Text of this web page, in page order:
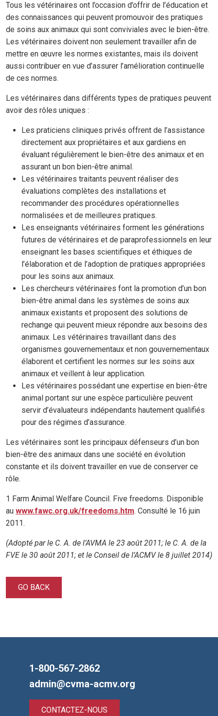
Tous les vétérinaires ont l’occasion d’offrir de l’éducation et
des connaissances qui peuvent promouvoir des pratiques
de soins aux animaux qui sont conviviales avec le bien-être.
Les vétérinaires doivent non seulement travailler afin de
mettre en œuvre les normes existantes, mais ils doivent
aussi contribuer en vue d’assurer l’amélioration continuelle
de ces normes.
Les vétérinaires dans différents types de pratiques peuvent
avoir des rôles uniques :
Les praticiens cliniques privés offrent de l’assistance
directement aux propriétaires et aux gardiens en
évaluant régulièrement le bien-être des animaux et en
assurant un bon bien-être animal.
Les vétérinaires traitants peuvent réaliser des
évaluations complètes des installations et
recommander des procédures opérationnelles
normalisées et de meilleures pratiques.
Les enseignants vétérinaires forment les générations
futures de vétérinaires et de paraprofessionnels en leur
enseignant les bases scientifiques et éthiques de
l’élaboration et de l’adoption de pratiques appropriées
pour les soins aux animaux.
Les chercheurs vétérinaires font la promotion d’un bon
bien-être animal dans les systèmes de soins aux
animaux existants et proposent des solutions de
rechange qui peuvent mieux répondre aux besoins des
animaux. Les vétérinaires travaillant dans des
organismes gouvernementaux et non gouvernementaux
élaborent et certifient les normes sur les soins aux
animaux et veillent à leur application.
Les vétérinaires possédant une expertise en bien-être
animal portant sur une espèce particulière peuvent
servir d’évaluateurs indépendants hautement qualifiés
pour des régimes d’assurance.
Les vétérinaires sont les principaux défenseurs d’un bon
bien-être des animaux dans une société en évolution
constante et ils doivent travailler en vue de conserver ce
rôle.
1 Farm Animal Welfare Council. Five freedoms. Disponible
au www.fawc.org.uk/freedoms.htm. Consulté le 16 juin
2011.
(Adopté par le C. A. de l’AVMA le 23 août 2011; le C. A. de la
FVE le 30 août 2011; et le Conseil de l’ACMV le 8 juillet 2014)
GO BACK
1-800-567-2862
admin@cvma-acmv.org
CONTACTEZ-NOUS